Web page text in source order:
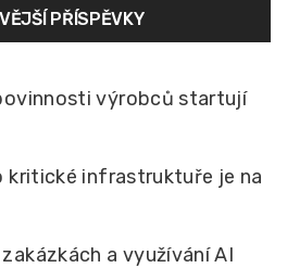
PŘÍSPĚVKY
výrobců startují
kritické infrastruktuře je na
a využívání AI